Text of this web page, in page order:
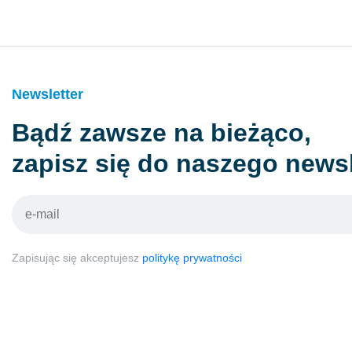
Newsletter
Bądź zawsze na bieżąco,
zapisz się do naszego
Zapisując się akceptujesz politykę prywatności